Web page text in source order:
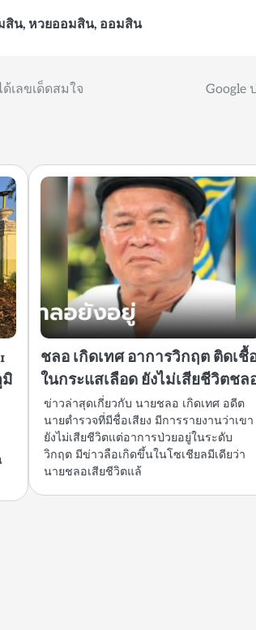
สิน, หวยออมสิน, ออมสิน
เลขเด็ดสมใจ Google
ชลอ เกิดเทศ อาการวิกฤต ติดเชื้
ในกระแสเลือด ยังไม่เสียชีวิตชล
ข่าวล่าสุดเกี่ยวกับ นายชลอ เกิดเทศ อดีต
นายตำรวจที่มีชื่อเสียง มีการรายงานว่าเขา
ยังไม่เสียชีวิตแต่อาการป่วยอยู่ในระดับ
วิกฤต มีข่าวลือเกิดขึ้นในโซเชียลมีเดียว่า
นายชลอเสียชีวิตแล้